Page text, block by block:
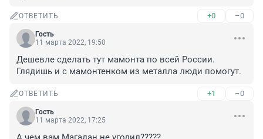
ОТВЕТИТЬ +0 –0
Гость
11 марта 2022, 19:50
Дешевле сделать тут мамонта по всей России.
Глядишь и с мамонтенком из металла люди помогут.
ОТВЕТИТЬ +1 –0
Гость
11 марта 2022, 17:25